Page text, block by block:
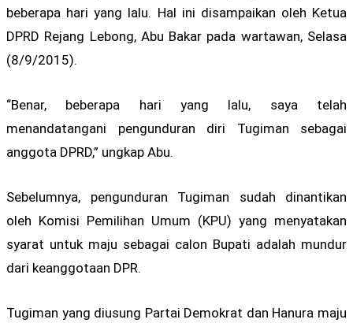
beberapa hari yang lalu. Hal ini disampaikan oleh Ketua
DPRD Rejang Lebong, Abu Bakar pada wartawan, Selasa
(8/9/2015).
“Benar, beberapa hari yang lalu, saya telah
menandatangani pengunduran diri Tugiman sebagai
anggota DPRD,” ungkap Abu.
Sebelumnya, pengunduran Tugiman sudah dinantikan
oleh Komisi Pemilihan Umum (KPU) yang menyatakan
syarat untuk maju sebagai calon Bupati adalah mundur
dari keanggotaan DPR.
Tugiman yang diusung Partai Demokrat dan Hanura maju